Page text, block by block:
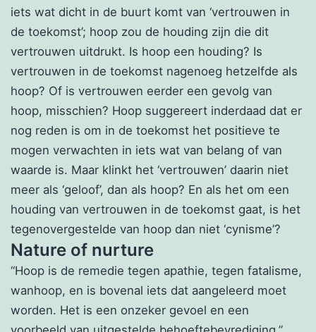
iets wat dicht in de buurt komt van ‘vertrouwen in
de toekomst’; hoop zou de houding zijn die dit
vertrouwen uitdrukt. Is hoop een houding? Is
vertrouwen in de toekomst nagenoeg hetzelfde als
hoop? Of is vertrouwen eerder een gevolg van
hoop, misschien? Hoop suggereert inderdaad dat er
nog reden is om in de toekomst het positieve te
mogen verwachten in iets wat van belang of van
waarde is. Maar klinkt het ‘vertrouwen’ daarin niet
meer als ‘geloof’, dan als hoop? En als het om een
houding van vertrouwen in de toekomst gaat, is het
tegenovergestelde van hoop dan niet ‘cynisme’?
Nature of nurture
“Hoop is de remedie tegen apathie, tegen fatalisme,
wanhoop, en is bovenal iets dat aangeleerd moet
worden. Het is een onzeker gevoel en een